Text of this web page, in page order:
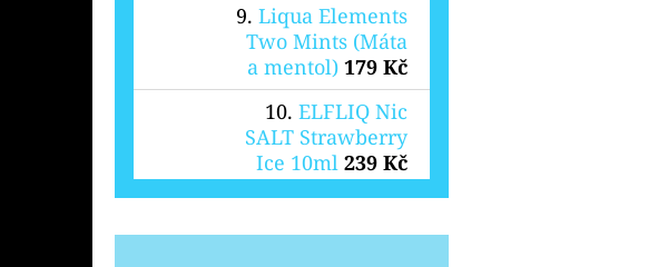
Liqua Elements
Two Mints (Máta
a mentol) 179 Kč
ELFLIQ Nic
SALT Strawberry
Ice 10ml 239 Kč